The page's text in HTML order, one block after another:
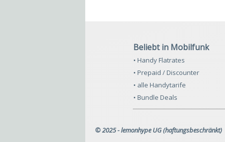
Beliebt in Mobilfunk
• Handy Flatrates
• Prepaid / Discounter
• alle Handytarife
• Bundle Deals
© 2025 - lemonhype UG (haftungsbeschränkt)